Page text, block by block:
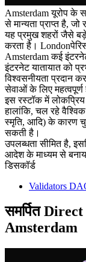
Amsterdam यूरोप
से मान्यता प्राप्त है,
यह प्रमुख शहरों जैसे बड़े
करता है।
Amsterdam कई
इंटरनेट यातायात को
विश्वसनीयता प्रदान
सेवाओं के लिए महत्वपूर्ण
इस रस्टॉक में
हालांकि, चल रहे
स्मृति, आदि) के कारण
सकती है।
उपलब्धता सीमित है,
आदेश के माध्यम से
डिसकॉर्ड
Validators
समर्पित
Amsterdam